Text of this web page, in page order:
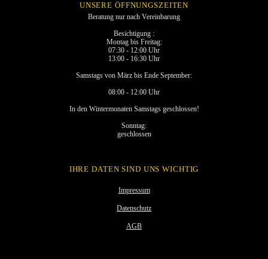
UNSERE ÖFFNUNGSZEITEN
Beratung nur nach Vereinbarung
Besichtigung :
Montag bis Freitag:
07:30 - 12:00 Uhr
13:00 - 16:30 Uhr
Samstags von März bis Ende September:
08:00 - 12:00 Uhr
In den Wintermonaten Samstags geschlossen!
Sonntag:
geschlossen
IHRE DATEN SIND UNS WICHTIG
Impressum
Datenschutz
AGB